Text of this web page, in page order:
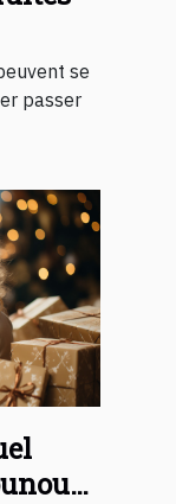
se
passer